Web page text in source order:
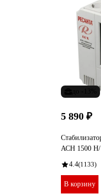
5 890 ₽
АСН 1500
4.4(1133)
В корзину